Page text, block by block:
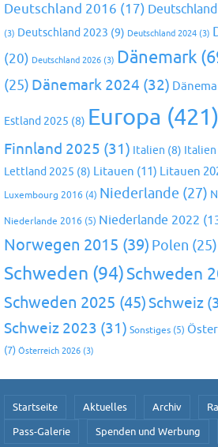
Deutschland 2016 (17)
(3) Deutschland 2023 (9) Deutschland 2024 (3)
(20) Deutschland 2026 (3) Dänemark
(25) Dänemark 2024 (32)
Estland 2025 (8) Europa (421)
Finnland 2025 (31) Italien (8) Italien
Lettland 2025 (8) Litauen (11) Litauen
Luxembourg 2016 (4) Niederlande (27)
Niederlande 2016 (5) Niederlande 2022
Norwegen 2015 (39) Polen (25)
Schweden (94)Schweden
Schweden 2025 (45)Schweiz
Schweiz 2023 (31) Sonstiges (5)
(7) Österreich 2026 (3)
Startseite Aktuelles Archiv
Pass-Galerie
Spenden und Werbung